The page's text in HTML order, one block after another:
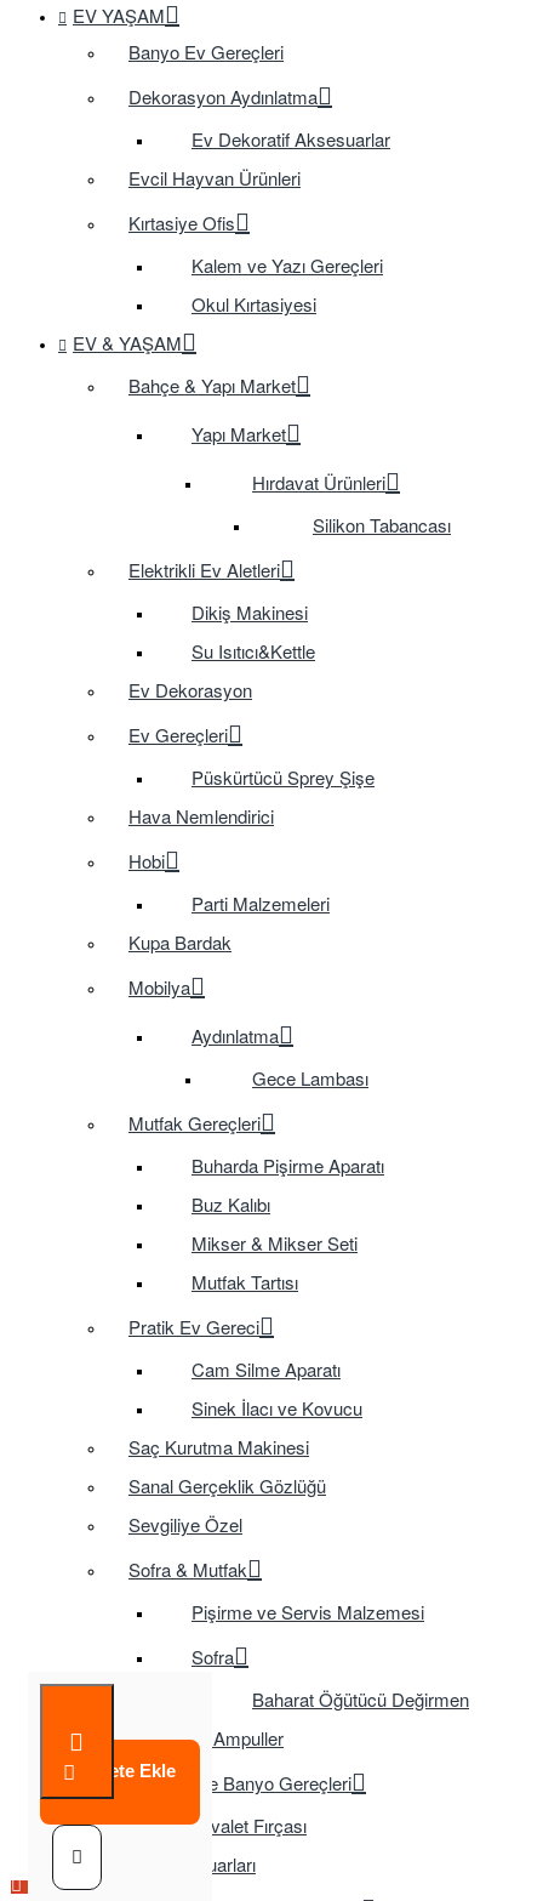
EV YAŞAM
Banyo Ev Gereçleri
Dekorasyon Aydınlatma
Ev Dekoratif Aksesuarlar
Evcil Hayvan Ürünleri
Kırtasiye Ofis
Kalem ve Yazı Gereçleri
Okul Kırtasiyesi
EV & YAŞAM
Bahçe & Yapı Market
Yapı Market
Hırdavat Ürünleri
Silikon Tabancası
Elektrikli Ev Aletleri
Dikiş Makinesi
Su Isıtıcı&Kettle
Ev Dekorasyon
Ev Gereçleri
Püskürtücü Sprey Şişe
Hava Nemlendirici
Hobi
Parti Malzemeleri
Kupa Bardak
Mobilya
Aydınlatma
Gece Lambası
Mutfak Gereçleri
Buharda Pişirme Aparatı
Buz Kalıbı
Mikser & Mikser Seti
Mutfak Tartısı
Pratik Ev Gereci
Cam Silme Aparatı
Sinek İlacı ve Kovucu
Saç Kurutma Makinesi
Sanal Gerçeklik Gözlüğü
Sevgiliye Özel
Sofra & Mutfak
Pişirme ve Servis Malzemesi
Sofra
Baharat Öğütücü Değirmen
Tasarruflu Ampuller
Temizlik ve Banyo Gereçleri
Tuvalet Fırçası
TV Aksesuarları
Sepete Ekle
Çok Satılan Ürün
Çok Satılan Ürün
Çok Satılan Ürün
Çok Satılan Ürün
Çok Satılan Ürün
Çok Satılan Ürün
Çok Satılan Ürün
Çok Satılan Ürün